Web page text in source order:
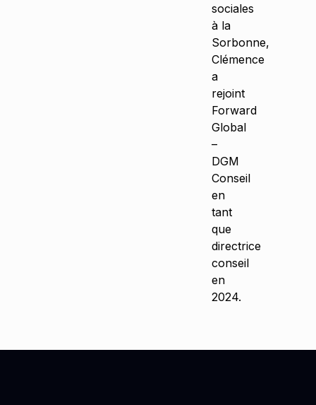
sociales
à la
Sorbonne,
Clémence
a
rejoint
Forward
Global
–
DGM
Conseil
en
tant
que
directrice
conseil
en
2024.